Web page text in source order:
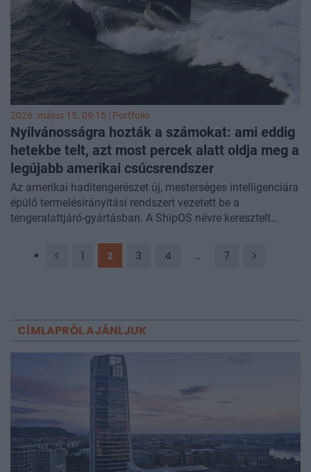
támogatásban. Tíz kérdésen keresztül mutatjuk a
legfontosabb tudnivalókat a közelgő pénzesőről.
2026. május 15. 09:15 | Portfolio
Nyilvánosságra hozták a számokat: ami eddig
hetekbe telt, azt most percek alatt oldja meg a
legújabb amerikai csúcsrendszer
Az amerikai haditengerészet új, mesterséges intelligenciára
épülő termelésirányítási rendszert vezetett be a
tengeralattjáró-gyártásban. A ShipOS névre keresztelt
tengeralattjárók építésének felgyorsítása. Ezzel a Kínával
1 2 3 4 ... 7
CÍMLAPRÓL AJÁNLJUK